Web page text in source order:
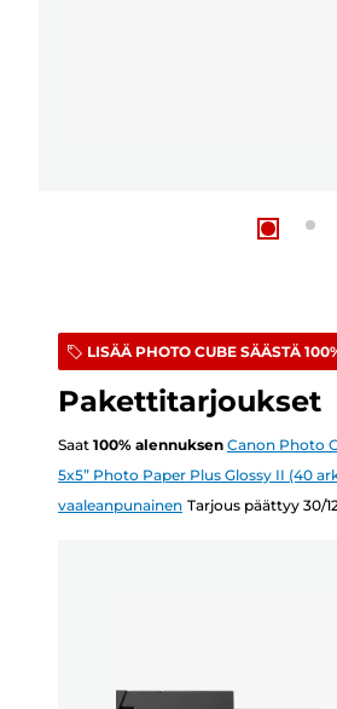
LISÄÄ PHOTO CUBE SÄÄSTÄ
Pakettitarjoukset
Saat 100% alennuksen Canon Photo
5x5” Photo Paper Plus Glossy II (40
vaaleanpunainen Tarjous päättyy 30/